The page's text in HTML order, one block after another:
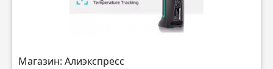
Магазин: Алиэкспресс